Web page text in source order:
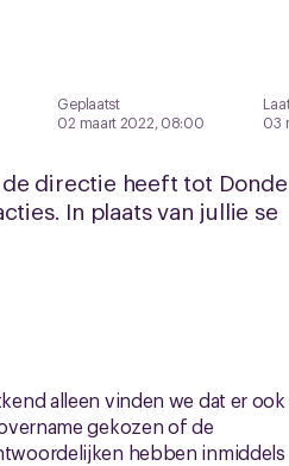
Geplaatst
02 maart 2022, 08:00
03
directie heeft tot
In plaats van jullie se
alleen vinden we dat er ook
gekozen of de
hebben inmiddels